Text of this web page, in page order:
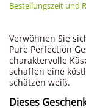
Bestellungszeit und
Verwöhnen Sie
Pure Perfection
charaktervolle
schaffen eine
schätzen weiß.
Dieses